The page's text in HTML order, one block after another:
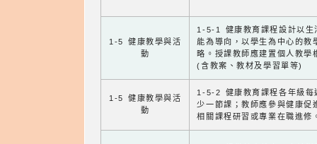
1-5 健康教學與活
動
1-5-1 健康教育課程設計以生
能為導向，以學生為中心的教
略。授課教師應建置個人教學
(含教案、教材及學習單等)
1-5 健康教學與活
動
1-5-2 健康教育課程各年級每
少一節課；教師應參與健康促
相關課程研習或專業在職進修